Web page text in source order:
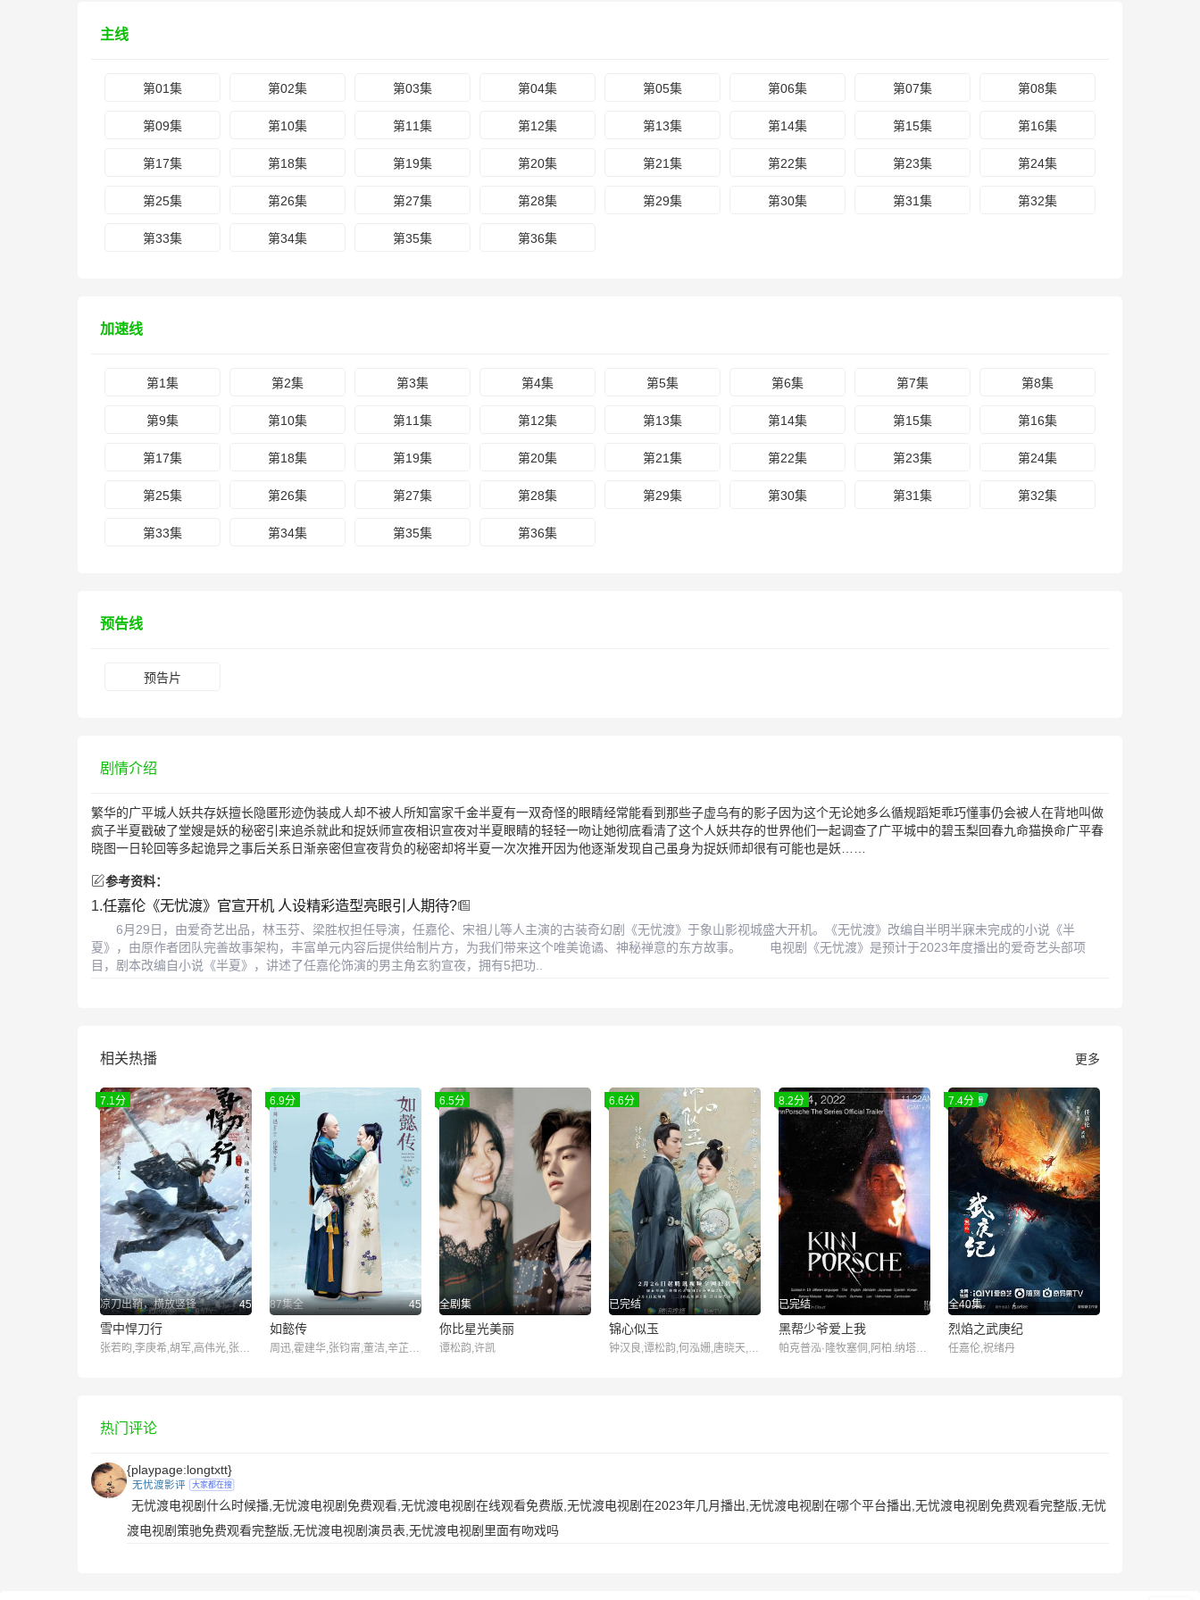
主线
第01集 第02集 第03集 第04集 第05集 第06集 第07集 第08集
第09集 第10集 第11集 第12集 第13集 第14集 第15集 第16集
第17集 第18集 第19集 第20集 第21集 第22集 第23集 第24集
第25集 第26集 第27集 第28集 第29集 第30集 第31集 第32集
第33集 第34集 第35集 第36集
加速线
第1集 第2集 第3集 第4集 第5集 第6集 第7集 第8集
第9集 第10集 第11集 第12集 第13集 第14集 第15集 第16集
第17集 第18集 第19集 第20集 第21集 第22集 第23集 第24集
第25集 第26集 第27集 第28集 第29集 第30集 第31集 第32集
第33集 第34集 第35集 第36集
预告线
预告片
剧情介绍
繁华的广平城人妖共存妖擅长隐匿形迹伪装成人却不被人所知富家千金半夏有一双奇怪的眼睛经常能看到那些子虚乌有的影子因为这个无论她多么循规蹈矩乖巧懂事仍会被人在背地叫做
疯子半夏戳破了堂嫂是妖的秘密引来追杀就此和捉妖师宣夜相识宣夜对半夏眼睛的轻轻一吻让她彻底看清了这个人妖共存的世界他们一起调查了广平城中的碧玉梨回春九命猫换命广平春
晓图一日轮回等多起诡异之事后关系日渐亲密但宣夜背负的秘密却将半夏一次次推开因为他逐渐发现自己虽身为捉妖师却很有可能也是妖……
参考资料：
1.任嘉伦《无忧渡》官宣开机 人设精彩造型亮眼引人期待?
6月29日，由爱奇艺出品，林玉芬、梁胜权担任导演，任嘉伦、宋祖儿等人主演的古装奇幻剧《无忧渡》于象山影视城盛大开机。《无忧渡》改编自半明半寐未完成的小说《半
夏》，由原作者团队完善故事架构，丰富单元内容后提供给制片方，为我们带来这个唯美诡谲、神秘禅意的东方故事。 电视剧《无忧渡》是预计于2023年度播出的爱奇艺头部项
目，剧本改编自小说《半夏》，讲述了任嘉伦饰演的男主角玄豹宣夜，拥有5把功..
相关热播 更多
7.1分
凉刀出鞘，横放竖锋 45
雪中悍刀行
张若昀,李庚希,胡军,高伟光,张天爱
6.9分
87集全 45
如懿传
周迅,霍建华,张钧甯,董洁,辛芷蕾,童瑶,李纯,邬君梅,胡可
6.5分
全剧集
你比星光美丽
谭松韵,许凯
6.6分
已完结
锦心似玉
钟汉良,谭松韵,何泓姗,唐晓天,吴冕,方晓莉,颖儿,刘芸,李晟
8.2分
已完结
黑帮少爷爱上我
帕克普泓·隆牧塞侗,阿柏.纳塔温.崴唐缇派特,罗一杰,彭劳勒·特基雅特,林亦乐,塔纳育特·达功塔亚,Us Nititorn Akkarachotsopon,Build Jakapan Puttha,佩泰·松楚瓦,纳
7.4分
全40集
烈焰之武庚纪
任嘉伦,祝绪丹
热门评论
{playpage:longtxtt}
无忧渡影评 大家都在搜
无忧渡电视剧什么时候播,无忧渡电视剧免费观看,无忧渡电视剧在线观看免费版,无忧渡电视剧在2023年几月播出,无忧渡电视剧在哪个平台播出,无忧渡电视剧免费观看完整版,无忧
渡电视剧策驰免费观看完整版,无忧渡电视剧演员表,无忧渡电视剧里面有吻戏吗